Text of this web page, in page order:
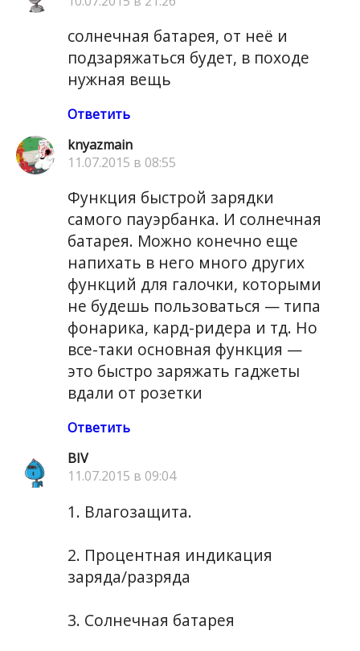
солнечная батарея, от неё и
подзаряжаться будет, в походе
нужная вещь
Ответить
knyazmain
11.07.2015 в 08:55
Функция быстрой зарядки
самого пауэрбанка. И солнечная
батарея. Можно конечно еще
напихать в него много других
функций для галочки, которыми
не будешь пользоваться — типа
фонарика, кард-ридера и тд. Но
все-таки основная функция —
это быстро заряжать гаджеты
вдали от розетки
Ответить
BIV
11.07.2015 в 09:04
1. Влагозащита.
2. Процентная индикация
заряда/разряда
3. Солнечная батарея